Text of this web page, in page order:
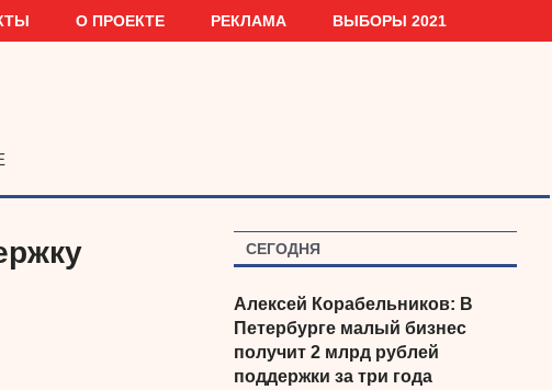
О ПРОЕКТЕ РЕКЛАМА ВЫБОРЫ 2021
СЕГОДНЯ
Алексей Корабельников: В
Петербурге малый бизнес
получит 2 млрд рублей
поддержки за три года